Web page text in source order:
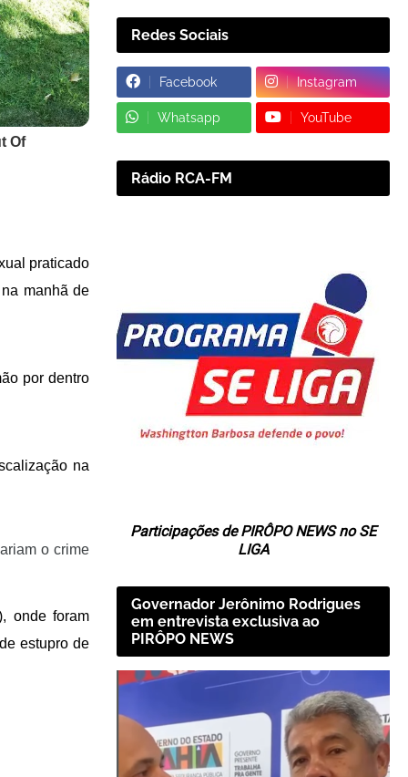
praticado
manhã de
por dentro
na
o crime
onde foram
estupro de
Redes Sociais
Facebook Instagram
Whatsapp YouTube
Rádio RCA-FM
Participações de PIRÔPO NEWS no SE
LIGA
Governador Jerônimo Rodrigues
em entrevista exclusiva ao
PIRÔPO NEWS